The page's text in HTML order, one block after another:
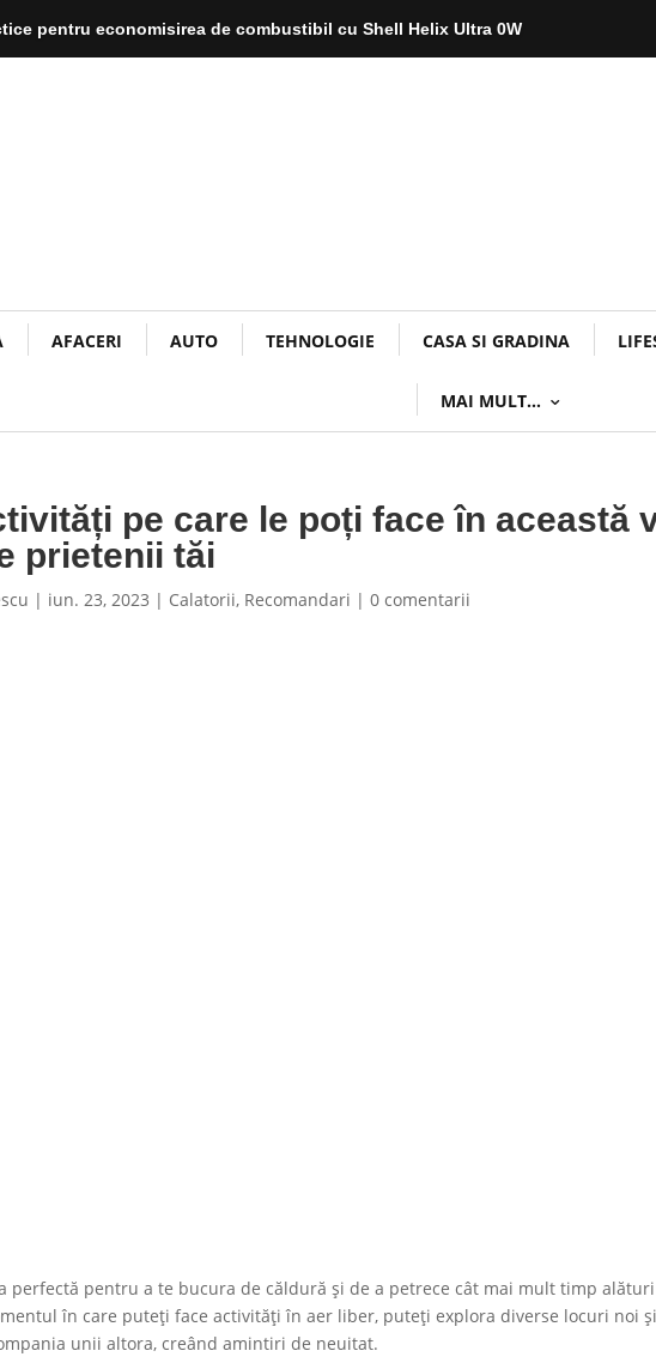
pentru economisirea de combustibil cu Shell Helix Ultra 0W
AFACERI AUTO TEHNOLOGIE CASA SI GRADINA
MAI MULT…
pe care le poți face în această
prietenii tăi
| iun. 23, 2023 | Calatorii, Recomandari |0 comentarii
perfectă pentru a te bucura de căldură și de a petrece cât mai mult timp
în care puteți face activități în aer liber, puteți explora diverse locuri noi
unii altora, creând amintiri de neuitat.